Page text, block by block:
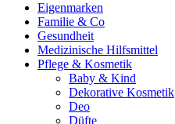
Eigenmarken
Familie & Co
Gesundheit
Medizinische Hilfsmittel
Pflege & Kosmetik
Baby & Kind
Dekorative Kosmetik
Deo
Düfte